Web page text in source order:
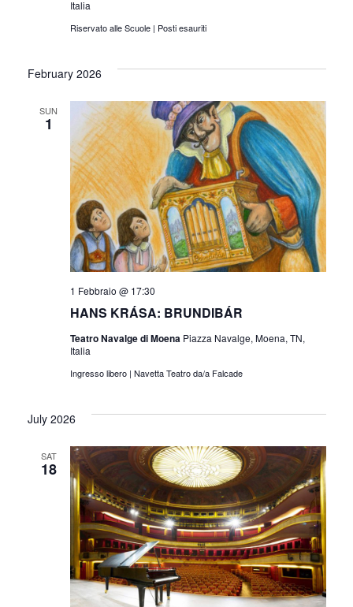
Italia
Riservato alle Scuole | Posti esauriti
February 2026
SUN
1
1 Febbraio @ 17:30
HANS KRÁSA: BRUNDIBÁR
Teatro Navalge di Moena Piazza Navalge, Moena, TN,
Italia
Ingresso libero | Navetta Teatro da/a Falcade
July 2026
SAT
18